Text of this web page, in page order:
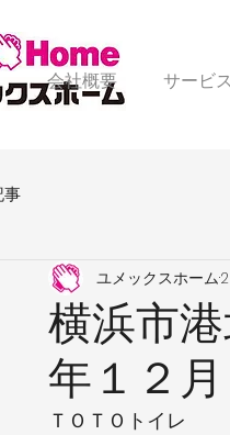
会社概要 サービ
事
横浜市
年１２
ユメックスホーム
ＴＯＴＯトイレ